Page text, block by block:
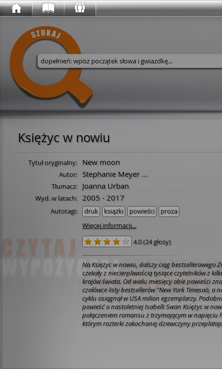
Wyszukaj w serwisie
Księżyc w nowiu
Tytuł oryginalny: New moon
Autor: Stephanie Meyer ...
Tłumacz: Joanna Urban
Wyd. w latach: 2005 - 2017
Autotagi: druk książki powieści
proza
Więcej informacji...
4.0(24 głosy)
Na Księżyc w nowiu, dalszy ciąg bestsellerowego
czekały z niecierpliwością tysiące czytelników z
krajów świata. Od wielu miesięcy obie powieści
czołówce listy bestsellerów "New York Timesaö, a
cyklu osiągnął w USA milion egzemplarzy.
powieść o nastoletniej Isabelli Swan Księżyc w
połączeniem romansu z trzymającym w napięciu
którym rozterki zakochanej dziewczyny